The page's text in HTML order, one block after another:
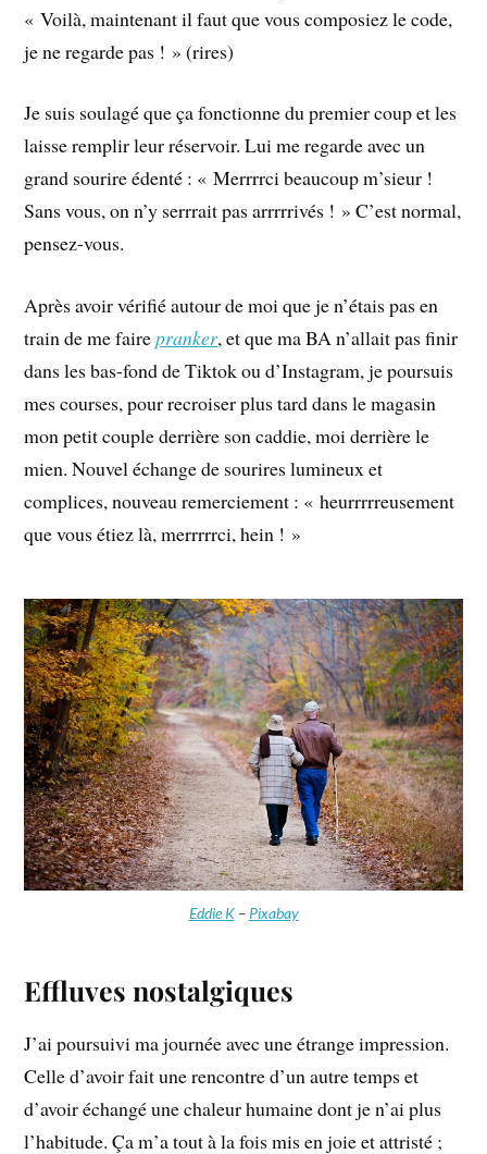
« Voilà, maintenant il faut que vous composiez le code,
je ne regarde pas ! » (rires)
Je suis soulagé que ça fonctionne du premier coup et les
laisse remplir leur réservoir. Lui me regarde avec un
grand sourire édenté : « Merrrrci beaucoup m’sieur !
Sans vous, on n’y serrrait pas arrrrrivés ! » C’est normal,
pensez-vous.
Après avoir vérifié autour de moi que je n’étais pas en
train de me fairepranker, et que ma BA n’allait pas finir
dans les bas-fond de Tiktok ou d’Instagram, je poursuis
mes courses, pour recroiser plus tard dans le magasin
mon petit couple derrière son caddie, moi derrière le
mien. Nouvel échange de sourires lumineux et
complices, nouveau remerciement : « heurrrrreusement
que vous étiez là, merrrrrci, hein ! »
Eddie K– Pixabay
Effluves nostalgiques
J’ai poursuivi ma journée avec une étrange impression.
Celle d’avoir fait une rencontre d’un autre temps et
d’avoir échangé une chaleur humaine dont je n’ai plus
l’habitude. Ça m’a tout à la fois mis en joie et attristé ;